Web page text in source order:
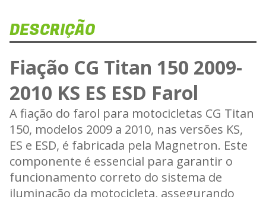
DESCRIÇÃO
Fiação CG Titan 150 2009-
2010 KS ES ESD Farol
A fiação do farol para motocicletas CG Titan
150, modelos 2009 a 2010, nas versões KS,
ES e ESD, é fabricada pela Magnetron. Este
componente é essencial para garantir o
funcionamento correto do sistema de
iluminação da motocicleta, assegurando